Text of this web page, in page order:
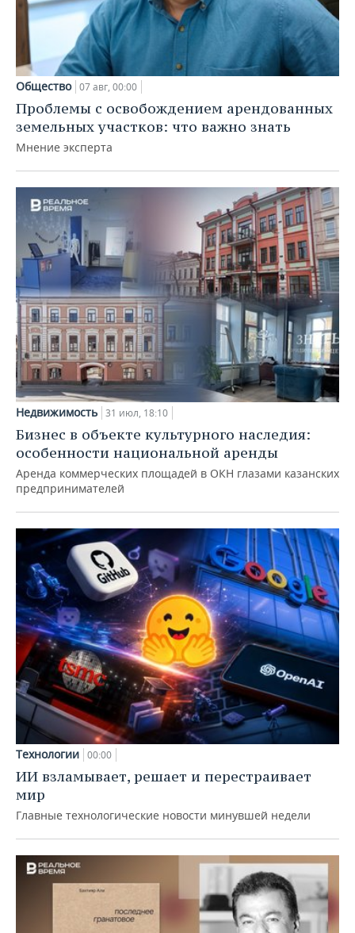
Общество 07 авг, 00:00
Проблемы с освобождением арендованных
земельных участков: что важно знать
Мнение эксперта
Недвижимость 31 июл, 18:10
Бизнес в объекте культурного наследия:
особенности национальной аренды
Аренда коммерческих площадей в ОКН глазами казанских
предпринимателей
Технологии 00:00
ИИ взламывает, решает и перестраивает
мир
Главные технологические новости минувшей недели